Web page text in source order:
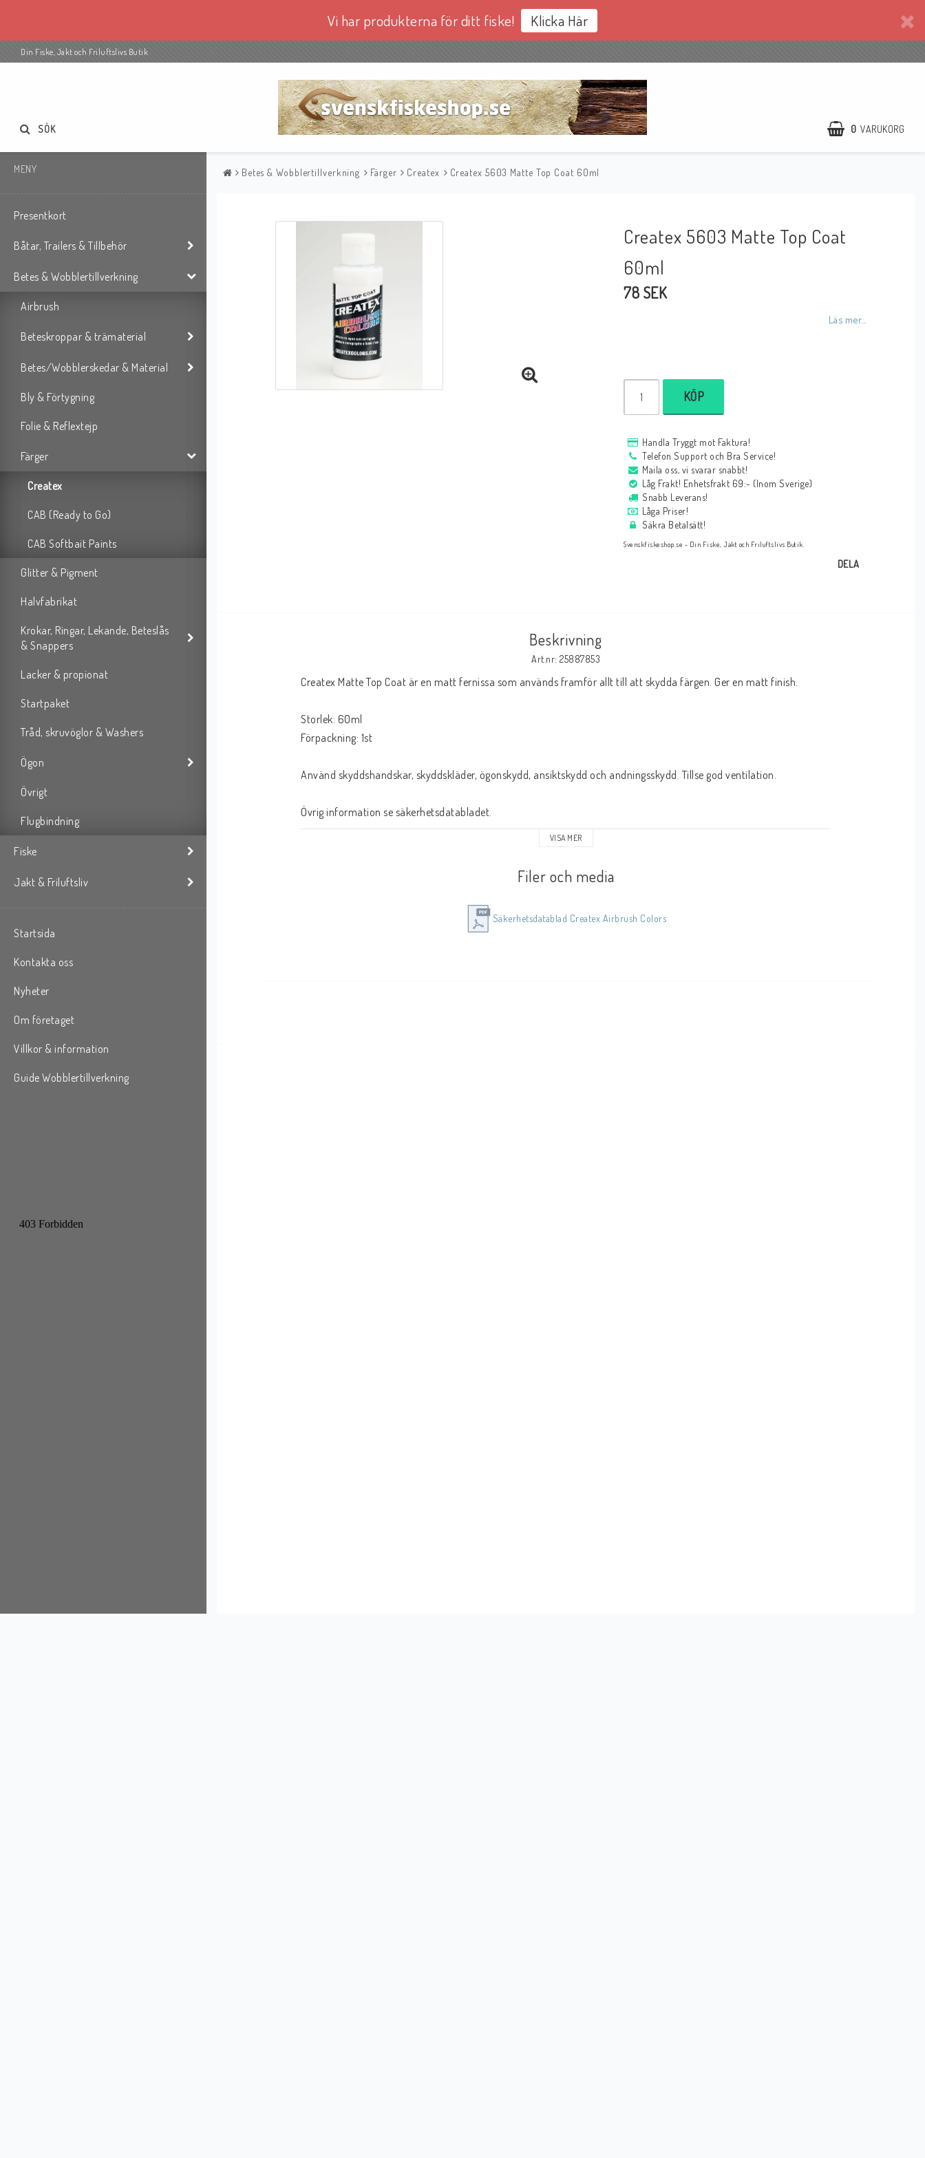
Vi har produkterna för ditt fiske! Klicka Här
Din Fiske, Jakt och Friluftslivs Butik
0 VARUKORG
SÖK
MENY
Presentkort
Båtar, Trailers & Tillbehör
Betes & Wobblertillverkning
Airbrush
Beteskroppar & trämaterial
Betes/Wobblerskedar & Material
Bly & Förtygning
Folie & Reflextejp
Färger
Createx
CAB (Ready to Go)
CAB Softbait Paints
Glitter & Pigment
Halvfabrikat
Krokar, Ringar, Lekande, Beteslås
& Snappers
Lacker & propionat
Startpaket
Tråd, skruvöglor & Washers
Ögon
Övrigt
Flugbindning
Fiske
Jakt & Friluftsliv
Startsida
Kontakta oss
Nyheter
Om företaget
Villkor & information
Guide Wobblertillverkning
Betes & Wobblertillverkning Färger Createx Createx 5603 Matte Top Coat 60ml
Createx 5603 Matte Top Coat
60ml
78 SEK
Läs mer...
KÖP
Handla Tryggt mot Faktura!
Telefon Support och Bra Service!
Maila oss, vi svarar snabbt!
Låg Frakt! Enhetsfrakt 69:- (Inom Sverige)
Snabb Leverans!
Låga Priser!
Säkra Betalsätt!
Svenskfiskeshop.se - Din Fiske, Jakt och Friluftslivs Butik.
DELA
Beskrivning
Art.nr: 25887853
Createx Matte Top Coat är en matt fernissa som används framför allt till att skydda färgen. Ger en matt finish.
Storlek: 60ml
Förpackning: 1st
Använd skyddshandskar, skyddskläder, ögonskydd, ansiktskydd och andningsskydd. Tillse god ventilation.
Övrig information se säkerhetsdatabladet.
VISA MER
Filer och media
Säkerhetsdatablad Createx Airbrush Colors